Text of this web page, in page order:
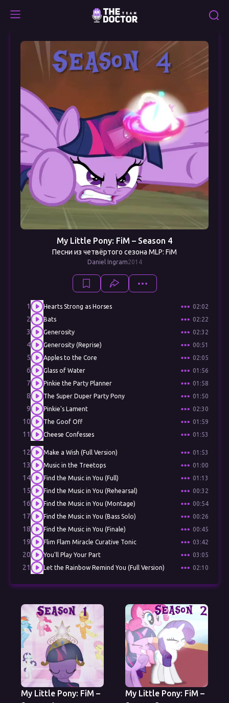
My Little Pony: FiM – Season 4
Песни из четвёртого сезона MLP: FiM
Daniel Ingram2014
1 Hearts Strong as Horses 02:02
2 Bats 02:22
3 Generosity 02:32
4 Generosity (Reprise) 00:51
5 Apples to the Core 02:05
6 Glass of Water 01:56
7 Pinkie the Party Planner 01:58
8 The Super Duper Party Pony 01:50
9 Pinkie's Lament 02:30
10 The Goof Off 01:59
11 Cheese Confesses 01:53
12 Make a Wish (Full Version) 01:53
13 Music in the Treetops 01:00
14 Find the Music in You (Full) 01:13
15 Find the Music in You (Rehearsal) 00:32
16 Find the Music in You (Montage) 00:54
17 Find the Music in You (Bass Solo) 00:26
18 Find the Music in You (Finale) 00:45
19 Flim Flam Miracle Curative Tonic 03:42
20 You'll Play Your Part 03:05
21 Let the Rainbow Remind You (Full Version) 02:10
My Little Pony: FiM –
My Little Pony: FiM –